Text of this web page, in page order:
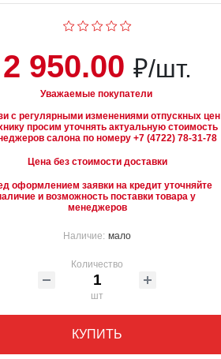
2 950.00 ₽/шт.
Уважаемые покупатели
с регулярными изменениями отпускных цен
просим уточнять актуальную стоимость
Цена без стоимости доставки
оформлением заявки на кредит уточняйте
и возможность поставки товара у
менеджеров
Наличие: мало
Количество
шт
КУПИТЬ